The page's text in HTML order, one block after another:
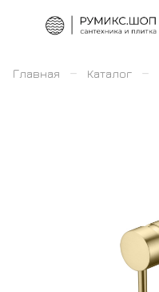
Главная – Каталог –